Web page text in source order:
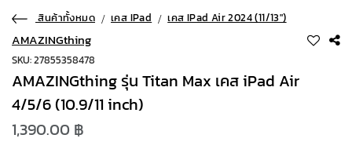
สินค้าทั้งหมด เคส IPad เคส IPad Air 2024 (11/13")
AMAZINGthing
SKU: 27855358478
AMAZINGthing รุ่น Titan Max เคส iPad Air
4/5/6 (10.9/11 inch)
1,390.00 ฿